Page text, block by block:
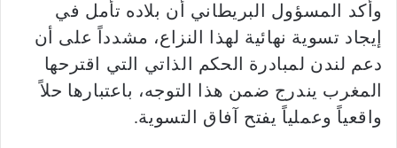
وأكد المسؤول البريطاني أن بلاده تأمل في
إيجاد تسوية نهائية لهذا النزاع، مشدداً على أن
دعم لندن لمبادرة الحكم الذاتي التي اقترحها
المغرب يندرج ضمن هذا التوجه، باعتبارها حلاً
واقعياً وعملياً يفتح آفاق التسوية.